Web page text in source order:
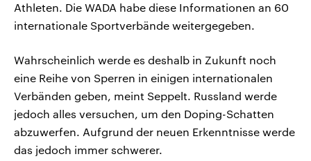
Athleten. Die WADA habe diese Informationen an 60
internationale Sportverbände weitergegeben.
Wahrscheinlich werde es deshalb in Zukunft noch
eine Reihe von Sperren in einigen internationalen
Verbänden geben, meint Seppelt. Russland werde
jedoch alles versuchen, um den Doping-Schatten
abzuwerfen. Aufgrund der neuen Erkenntnisse werde
das jedoch immer schwerer.